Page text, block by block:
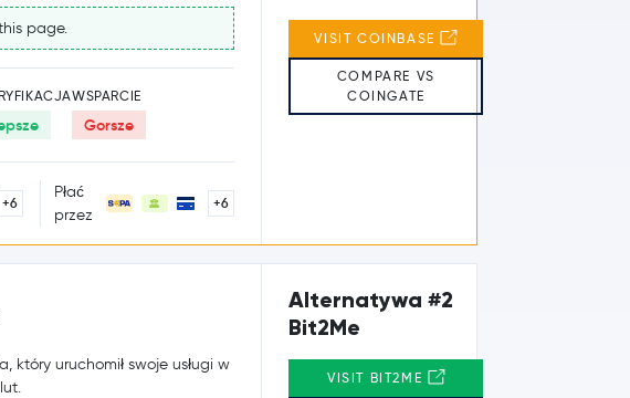
page.
WSPARCIE
Gorsze
+6
Płać
przez
+6
VISIT COINBASE
COMPARE VS
COINGATE
który uruchomił swoje usługi w
Alternatywa #2
Bit2Me
VISIT BIT2ME